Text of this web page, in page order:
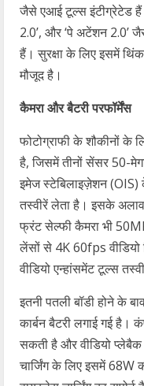
जैसे एआई टूल्स इंटीग्रेटेड
2.0’, और ‘पे अटेंशन 2.0’
हैं। सुरक्षा के लिए इसमें
मौजूद है।
कैमरा और बैटरी परफॉर्मेंस
फोटोग्राफी के शौकीनों के
है, जिसमें तीनों सेंसर 50-
इमेज स्टेबिलाइज़ेशन
तस्वीरें लेता है। इसके
फ्रंट सेल्फी कैमरा भी
लेंसों से 4K 60fps
वीडियो एन्हांसमेंट टूल्स
इतनी पतली बॉडी होने के
कार्बन बैटरी लगाई गई है।
सकती है और वीडियो
चार्जिंग के लिए इसमें 68W